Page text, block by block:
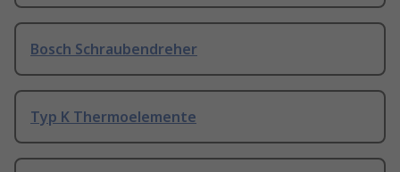
Bosch Schraubendreher
Typ K Thermoelemente